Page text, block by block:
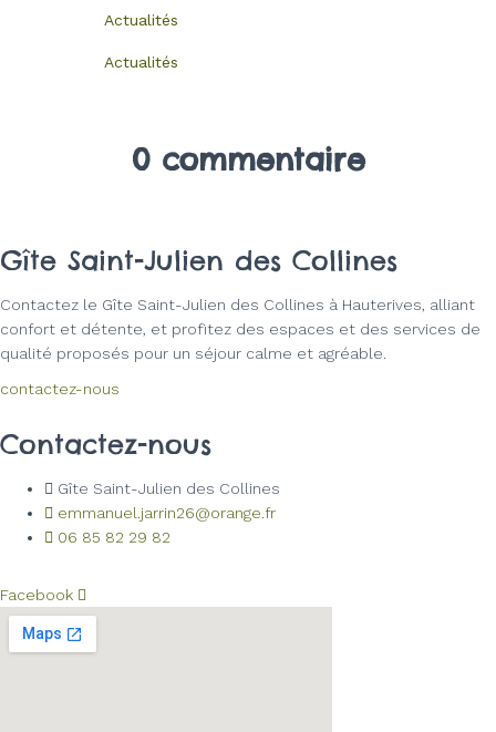
Actualités
Actualités
0 commentaire
Gîte Saint-Julien des Collines
Contactez le Gîte Saint-Julien des Collines à Hauterives, alliant
confort et détente, et profitez des espaces et des services de
qualité proposés pour un séjour calme et agréable.
contactez-nous
Contactez-nous
Gîte Saint-Julien des Collines
emmanuel.jarrin26@orange.fr
06 85 82 29 82
Facebook